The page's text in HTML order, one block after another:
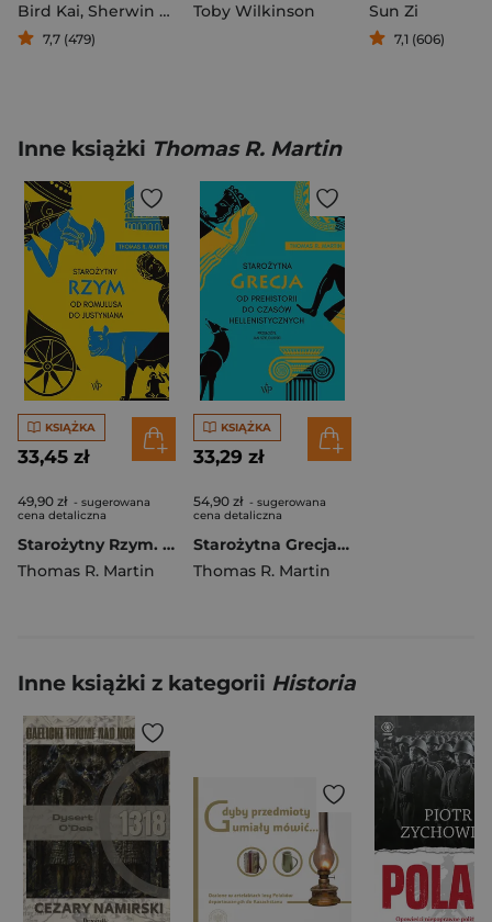
Bird Kai, Sherwin Martin J.
7,7 (479)
Toby Wilkinson
Sun Zi
7,1 (606)
Inne książki Thomas R. Martin
KSIĄŻKA
33,45 zł
49,90 zł - sugerowana
cena detaliczna
Starożytny Rzym. Od Romulusa do Justyniana wyd. 2024
Thomas R. Martin
KSIĄŻKA
33,29 zł
54,90 zł - sugerowana
cena detaliczna
Starożytna Grecja. Od prehistorii do... w.4
Thomas R. Martin
Inne książki z kategorii Historia